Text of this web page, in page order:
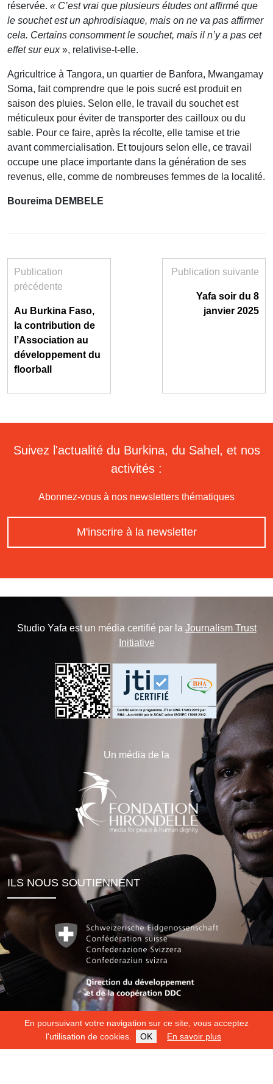
En poursuivant votre navigation sur ce site, vous acceptez
l'utilisation de cookies.
OK En savoir plus
réservée. « C’est vrai que plusieurs études ont affirmé que
le souchet est un aphrodisiaque, mais on ne va pas affirmer
cela. Certains consomment le souchet, mais il n’y a pas cet
effet sur eux», relativise-t-elle.
Agricultrice à Tangora, un quartier de Banfora, Mwangamay
Soma, fait comprendre que le pois sucré est produit en
saison des pluies. Selon elle, le travail du souchet est
méticuleux pour éviter de transporter des cailloux ou du
sable. Pour ce faire, après la récolte, elle tamise et trie
avant commercialisation. Et toujours selon elle, ce travail
occupe une place importante dans la génération de ses
revenus, elle, comme de nombreuses femmes de la localité.
Boureima DEMBELE
Publication
précédente
Au Burkina Faso,
la contribution de
l’Association au
développement du
floorball
Publication suivante
Yafa soir du 8
janvier 2025
Suivez l'actualité du Burkina, du Sahel, et nos
activités :
Abonnez-vous à nos newsletters thématiques
M'inscrire à la newsletter
Studio Yafa est un média certifié par la Journalism Trust
Initiative
Un média de la
ILS NOUS SOUTIENNENT